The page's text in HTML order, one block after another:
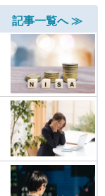
記事一覧へ ≫